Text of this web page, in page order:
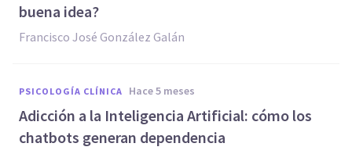
buena idea?
Francisco José González Galán
PSICOLOGÍA CLÍNICA hace 5 meses
Adicción a la Inteligencia Artificial: cómo los
chatbots generan dependencia